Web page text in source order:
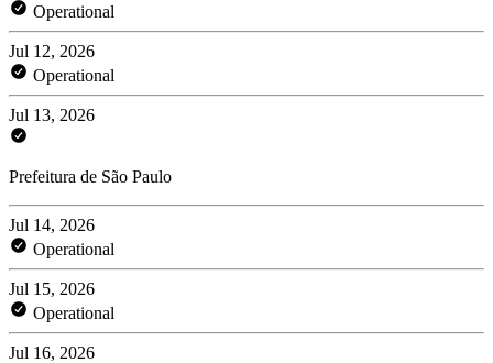
Operational
Jul 12, 2026
Operational
Jul 13, 2026
Prefeitura de São Paulo
Jul 14, 2026
Operational
Jul 15, 2026
Operational
Jul 16, 2026